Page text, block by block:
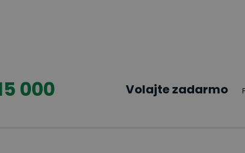
000 Volajte zadarmo